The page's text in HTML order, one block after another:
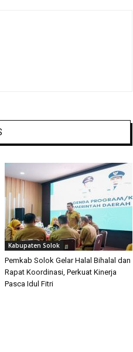
Kabupaten Solok
Pemkab Solok Gelar Halal Bihalal dan
Rapat Koordinasi, Perkuat Kinerja
Pasca Idul Fitri